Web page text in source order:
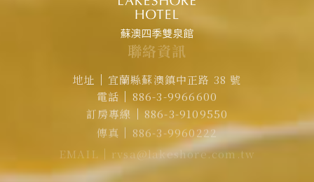
聯絡資訊
地址
宜蘭縣蘇澳鎮中正路 38 號
電話
886-3-9966600
訂房專線
886-3-9109550
傳真
886-3-9960222
rvsa@lakeshore.com.tw
官方LINE｜點擊加入LINE煙波小幫手